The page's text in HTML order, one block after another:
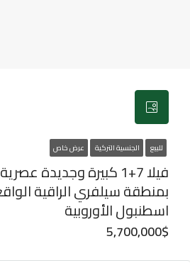
للبيع الجنسية التركية عرض خاص
بمنطقة سيلفري الراقية
اسطنبول الأوروبية
5,700,000$